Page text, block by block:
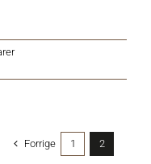
Forrige 1 2